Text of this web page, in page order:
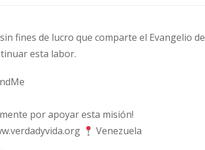
fines de lucro que comparte el Evangelio de
esta labor.
por apoyar esta misión!
Venezuela